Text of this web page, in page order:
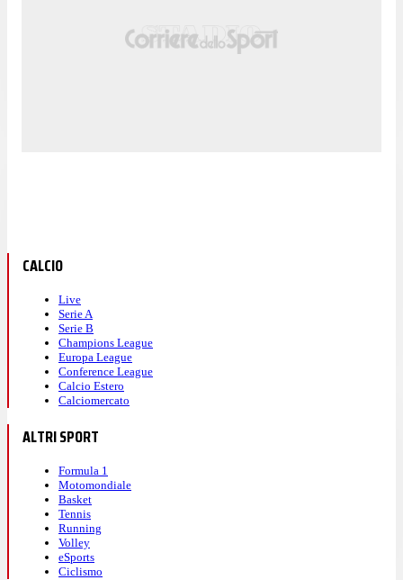
CALCIO
Live
Serie A
Serie B
Champions League
Europa League
Conference League
Calcio Estero
Calciomercato
ALTRI SPORT
Formula 1
Motomondiale
Basket
Tennis
Running
Volley
eSports
Ciclismo